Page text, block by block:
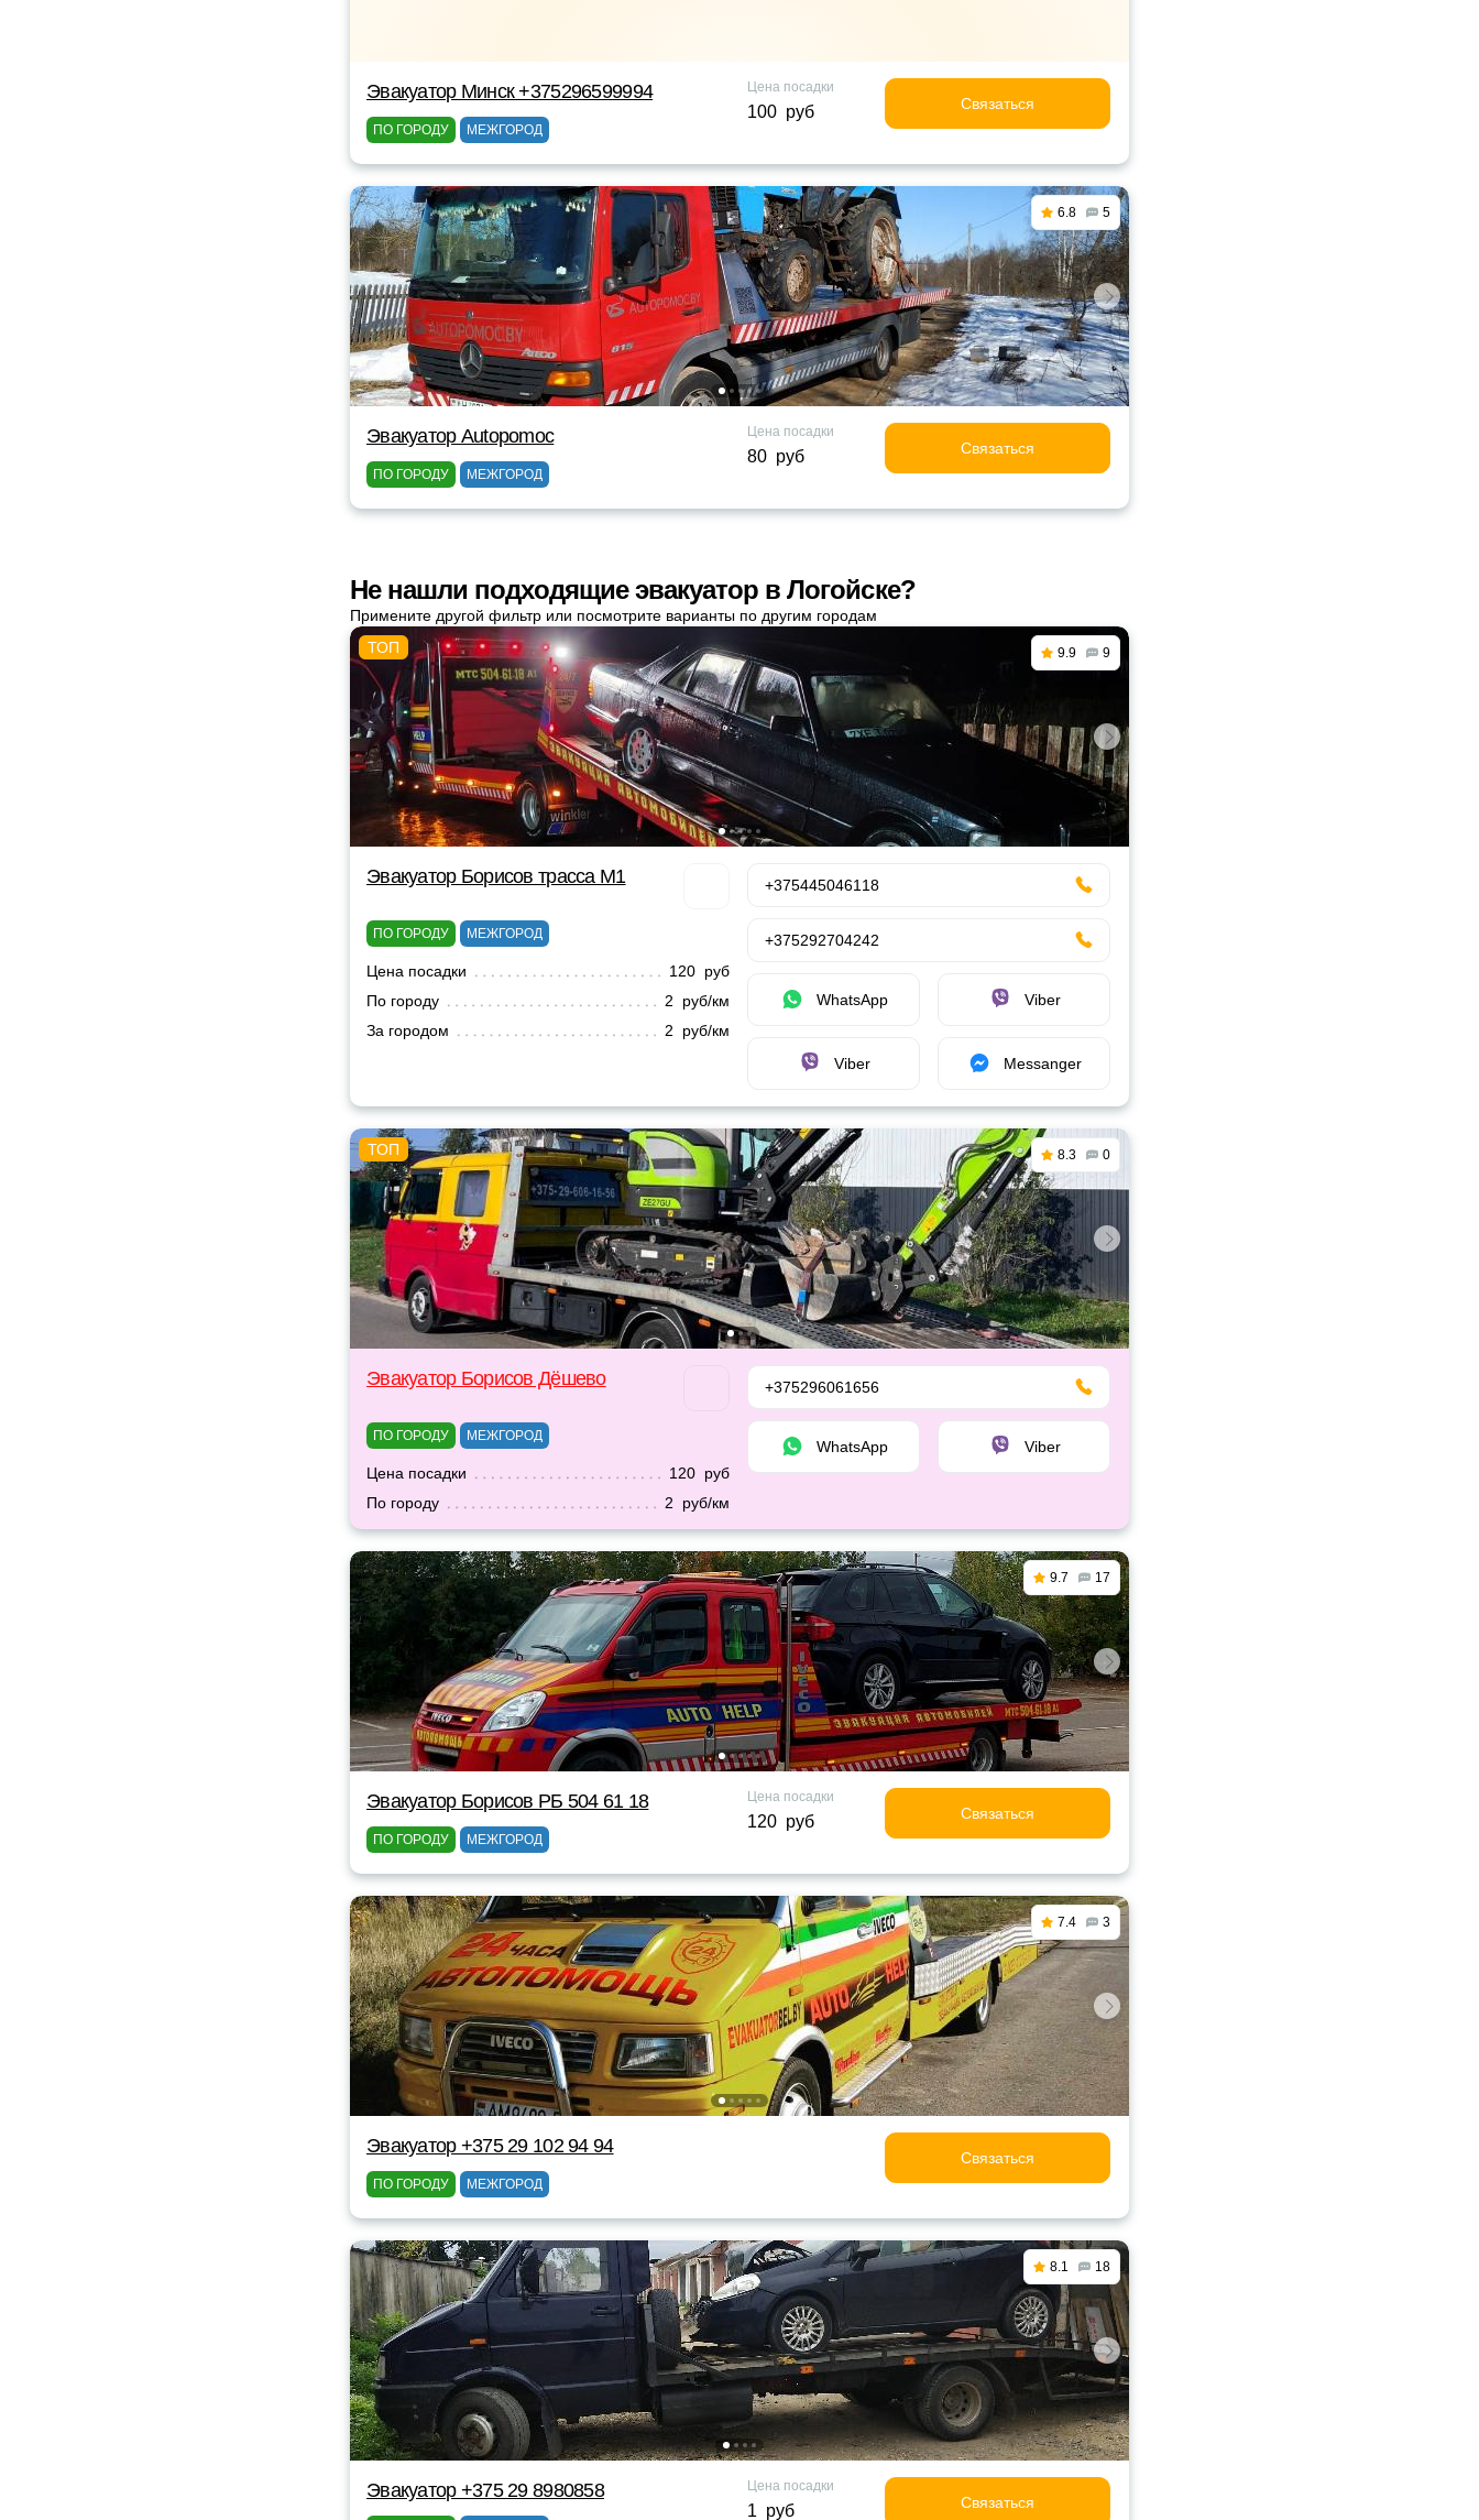
Эвакуатор Минск +375296599994
ПО ГОРОДУ МЕЖГОРОД
Цена посадки
100 руб Связаться
6.8 5
Эвакуатор Autopomoc
ПО ГОРОДУ МЕЖГОРОД
Цена посадки
80 руб Связаться
Не нашли подходящие эвакуатор в Логойске?
Примените другой фильтр или посмотрите варианты по другим городам
9.9 9
Эвакуатор Борисов трасса М1
ПО ГОРОДУ МЕЖГОРОД
Цена посадки
120 руб
По городу
2 руб/км
За городом
2 руб/км
+375445046118
+375292704242
WhatsApp Viber
Viber Messanger
8.3 0
Эвакуатор Борисов Дёшево
ПО ГОРОДУ МЕЖГОРОД
Цена посадки
120 руб
По городу
2 руб/км
+375296061656
WhatsApp Viber
9.7 17
Эвакуатор Борисов РБ 504 61 18
ПО ГОРОДУ МЕЖГОРОД
Цена посадки
120 руб Связаться
7.4 3
Эвакуатор +375 29 102 94 94
ПО ГОРОДУ МЕЖГОРОД
Связаться
8.1 18
Эвакуатор +375 29 8980858 Цена посадки
1 руб Связаться